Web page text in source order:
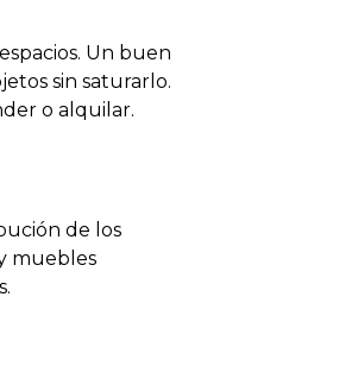
Un buen
sin saturarlo.
o alquilar.
de los
muebles